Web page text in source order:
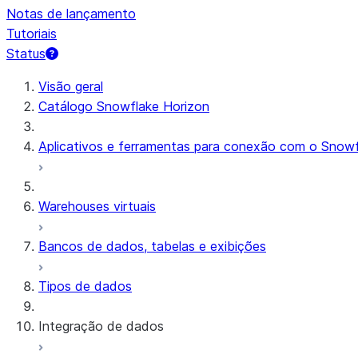
Notas de lançamento
Tutoriais
Status
Visão geral
Catálogo Snowflake Horizon
Aplicativos e ferramentas para conexão com o
Warehouses virtuais
Bancos de dados, tabelas e exibições
Tipos de dados
Integração de dados